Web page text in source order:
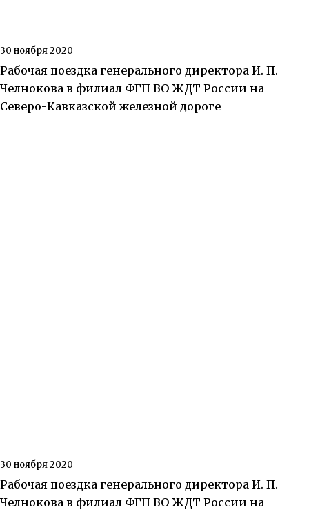
30 ноября 2020
Рабочая поездка генерального директора И. П.
Челнокова в филиал ФГП ВО ЖДТ России на
Северо-Кавказской железной дороге
30 ноября 2020
Рабочая поездка генерального директора И. П.
Челнокова в филиал ФГП ВО ЖДТ России на